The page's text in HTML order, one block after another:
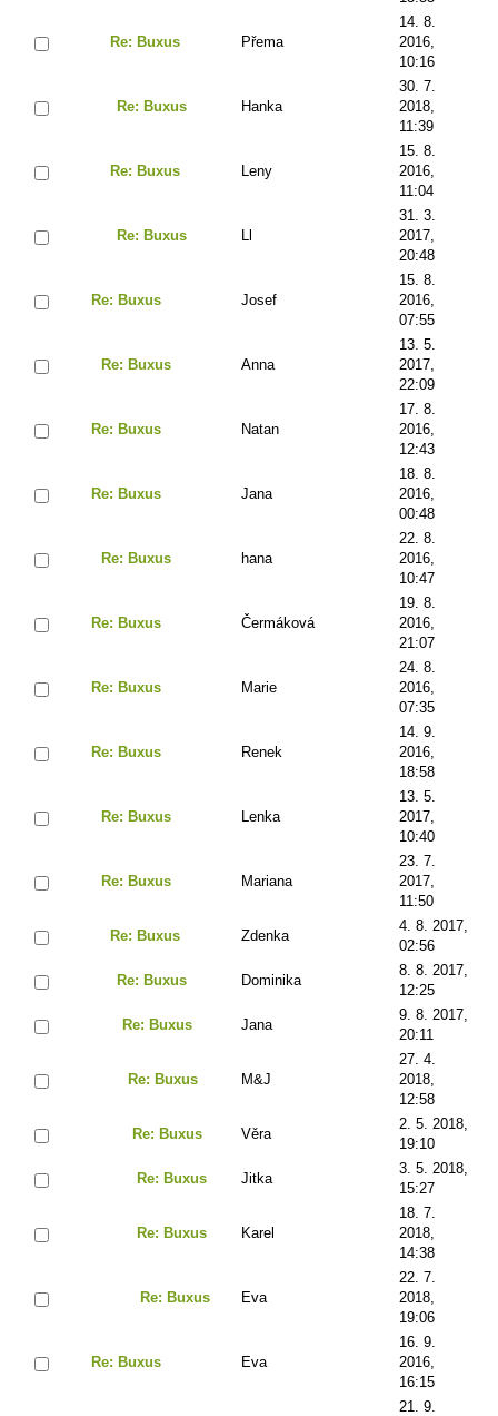
Re: Buxus Přema
14. 8.
2016,
10:16
Re: Buxus Hanka
30. 7.
2018,
11:39
Re: Buxus Leny
15. 8.
2016,
11:04
Re: Buxus
31. 3.
2017,
20:48
Re: Buxus Josef
15. 8.
2016,
07:55
Re: Buxus Anna
13. 5.
2017,
22:09
Re: Buxus Natan
17. 8.
2016,
12:43
Re: Buxus Jana
18. 8.
2016,
00:48
Re: Buxus hana
22. 8.
2016,
10:47
Re: Buxus Čermáková
19. 8.
2016,
21:07
Re: Buxus Marie
24. 8.
2016,
07:35
Re: Buxus Renek
14. 9.
2016,
18:58
Re: Buxus Lenka
13. 5.
2017,
10:40
Re: Buxus Mariana
23. 7.
2017,
11:50
Re: Buxus Zdenka
4. 8. 2017,
02:56
Re: Buxus Dominika
8. 8. 2017,
12:25
Re: Buxus Jana
9. 8. 2017,
20:11
Re: Buxus M&J
27. 4.
2018,
12:58
Re: Buxus Věra
2. 5. 2018,
19:10
Re: Buxus Jitka
3. 5. 2018,
15:27
Re: Buxus Karel
18. 7.
2018,
14:38
Re: Buxus Eva
22. 7.
2018,
19:06
Re: Buxus Eva
16. 9.
2016,
16:15
21. 9.